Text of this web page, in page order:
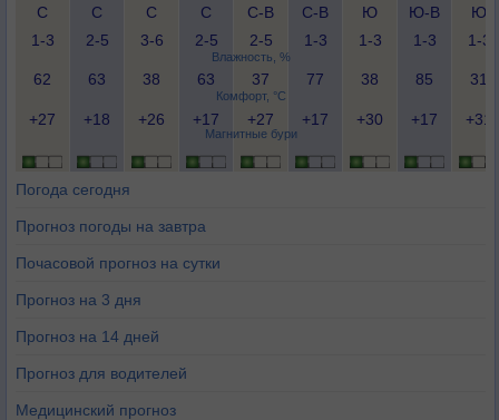
Влажность, %
Комфорт, °C
Магнитные бури
С
1-3
С
2-5
С
3-6
С
2-5
С-В
2-5
С-В
1-3
Ю
1-3
Ю-В
1-3
Ю
1-3
62 63 38 63 37 77 38 85 31
+27 +18 +26 +17 +27 +17 +30 +17 +31
Погода сегодня
Прогноз погоды на завтра
Почасовой прогноз на сутки
Прогноз на 3 дня
Прогноз на 14 дней
Прогноз для водителей
Медицинский прогноз